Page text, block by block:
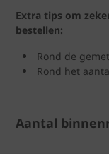
Extra tips om
bestellen:
Rond de
Rond het
Aantal